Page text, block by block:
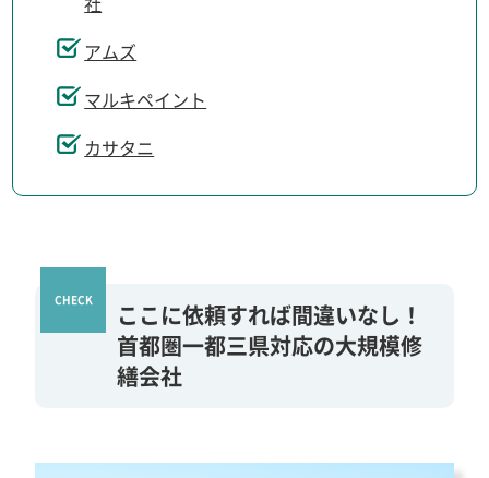
アムズ
マルキペイント
カサタニ
ここに依頼すれば間違いなし！
首都圏一都三県対応の大規模修
繕会社